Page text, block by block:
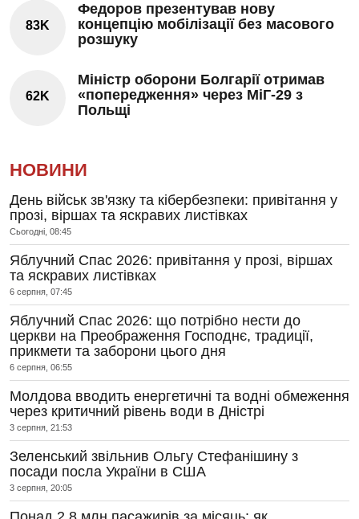
83K
Федоров презентував нову
концепцію мобілізації без масового
розшуку
62K
Міністр оборони Болгарії отримав
«попередження» через МіГ-29 з
Польщі
НОВИНИ
День військ зв'язку та кібербезпеки: привітання у
прозі, віршах та яскравих листівках
Сьогодні, 08:45
Яблучний Спас 2026: привітання у прозі, віршах
та яскравих листівках
6 серпня, 07:45
Яблучний Спас 2026: що потрібно нести до
церкви на Преображення Господнє, традиції,
прикмети та заборони цього дня
6 серпня, 06:55
Молдова вводить енергетичні та водні обмеження
через критичний рівень води в Дністрі
3 серпня, 21:53
Зеленський звільнив Ольгу Стефанішину з
посади посла України в США
3 серпня, 20:05